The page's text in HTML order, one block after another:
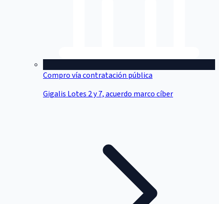
Compro vía contratación pública
Gigalis Lotes 2 y 7, acuerdo marco cíber